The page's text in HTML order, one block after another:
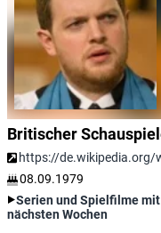
Britischer
https://de.wikipedia.org/
08.09.1979
Serien und Spielfilme mit
nächsten Wochen